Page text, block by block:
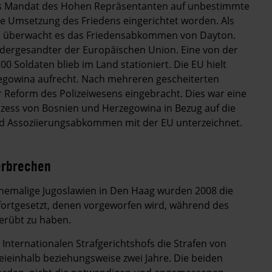
des Hohen Repräsentanten auf unbestimmte
Umsetzung des Friedens eingerichtet worden. Als
es das Friedensabkommen von Dayton.
der Europäischen Union. Eine von der
Soldaten blieb im Land stationiert. Die EU hielt
aufrecht. Nach mehreren gescheiterten
des Polizeiwesens eingebracht. Dies war eine
von Bosnien und Herzegowina in Bezug auf die
Assoziierungsabkommen mit der EU unterzeichnet.
Jugoslawien in Den Haag wurden 2008 die
denen vorgeworfen wird, während des
zu haben.
Strafgerichtshofs die Strafen von
beziehungsweise zwei Jahre. Die beiden